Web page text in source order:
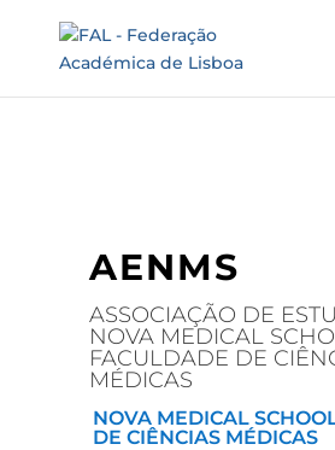
AENMS
ASSOCIAÇÃO DE
NOVA MEDICAL
FACULDADE DE
MÉDICAS
NOVA MEDICAL
DE CIÊNCIAS MÉDICAS